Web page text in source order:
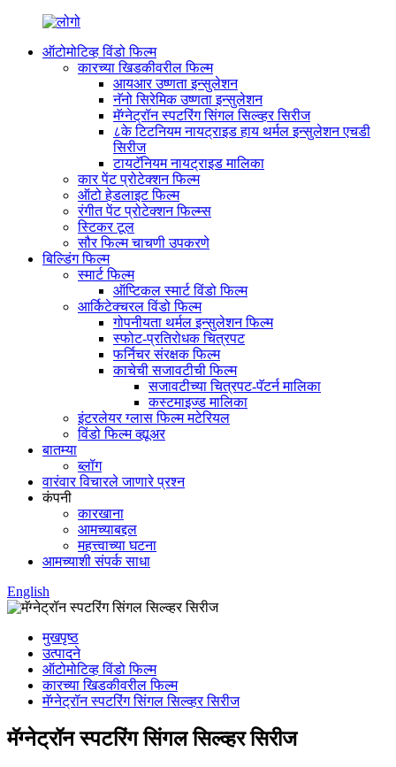
ऑटोमोटिव्ह विंडो फिल्म
कारच्या खिडकीवरील फिल्म
आयआर उष्णता इन्सुलेशन
नॅनो सिरेमिक उष्णता इन्सुलेशन
मॅग्नेट्रॉन स्पटरिंग सिंगल सिल्व्हर सिरीज
८के टिटनियम नायट्राइड हाय थर्मल इन्सुलेशन एचडी
सिरीज
टायटॅनियम नायट्राइड मालिका
कार पेंट प्रोटेक्शन फिल्म
ऑटो हेडलाइट फिल्म
रंगीत पेंट प्रोटेक्शन फिल्म्स
स्टिकर टूल
सौर फिल्म चाचणी उपकरणे
बिल्डिंग फिल्म
स्मार्ट फिल्म
ऑप्टिकल स्मार्ट विंडो फिल्म
आर्किटेक्चरल विंडो फिल्म
गोपनीयता थर्मल इन्सुलेशन फिल्म
स्फोट-प्रतिरोधक चित्रपट
फर्निचर संरक्षक फिल्म
काचेची सजावटीची फिल्म
सजावटीच्या चित्रपट-पॅटर्न मालिका
कस्टमाइज्ड मालिका
इंटरलेयर ग्लास फिल्म मटेरियल
विंडो फिल्म व्ह्यूअर
बातम्या
ब्लॉग
वारंवार विचारले जाणारे प्रश्न
कंपनी
कारखाना
आमच्याबद्दल
महत्त्वाच्या घटना
आमच्याशी संपर्क साधा
English
मुखपृष्ठ
उत्पादने
ऑटोमोटिव्ह विंडो फिल्म
कारच्या खिडकीवरील फिल्म
मॅग्नेट्रॉन स्पटरिंग सिंगल सिल्व्हर सिरीज
मॅग्नेट्रॉन स्पटरिंग सिंगल सिल्व्हर सिरीज